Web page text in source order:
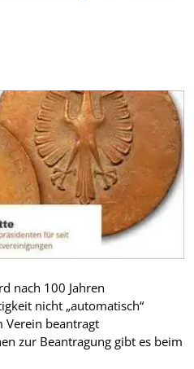
nach 100 Jahren
nicht „automatisch“
Verein beantragt
zur Beantragung gibt es beim